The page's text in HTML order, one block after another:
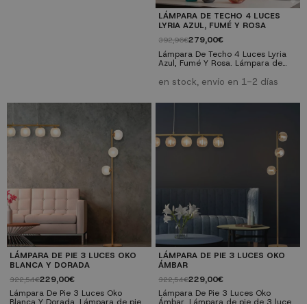
LÁMPARA DE TECHO 4 LUCES
LYRIA AZUL, FUMÉ Y ROSA
392,96€279,00€
Lámpara De Techo 4 Luces Lyria
Azul, Fumé Y Rosa. Lámpara de
acabado dorado y cable negro.
Tulipas decorativas de cristal de
máx.: máx.40W Acabado:
Acabado dorado Color de tulipas:
en stock, envío en 1-2 días
LÁMPARA DE PIE 3 LUCES OKO
BLANCA Y DORADA
322,54€229,00€
Lámpara De Pie 3 Luces Oko
LÁMPARA DE PIE 3 LUCES OKO
ÁMBAR
322,54€229,00€
Lámpara De Pie 3 Luces Oko